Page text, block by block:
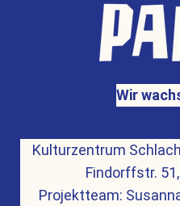
Wir
Kulturzentrum
Findorffstr.
Projektteam: